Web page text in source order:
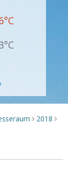
°C
°C
> 2018 >